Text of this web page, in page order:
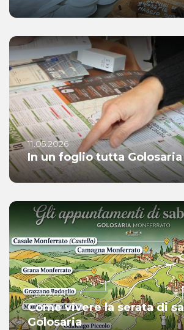
11.05.2026
In un foglio tutta Golosaria
11.05.2026
Come vivere la serata di
Golosaria